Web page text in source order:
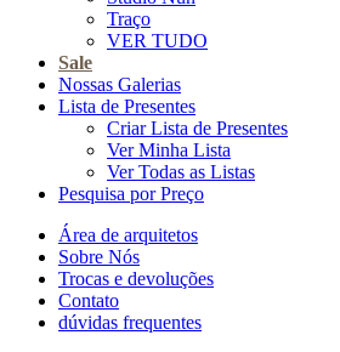
Traço
VER TUDO
Sale
Nossas Galerias
Lista de Presentes
Criar Lista de Presentes
Ver Minha Lista
Ver Todas as Listas
Pesquisa por Preço
Área de arquitetos
Sobre Nós
Trocas e devoluções
Contato
dúvidas frequentes